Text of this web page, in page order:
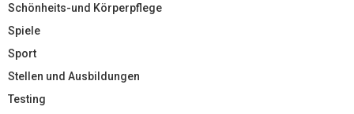
Schönheits-und Körperpflege
Spiele
Sport
Stellen und Ausbildungen
Testing